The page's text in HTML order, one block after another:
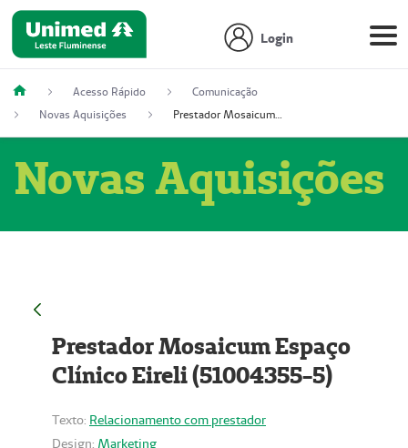
Login
Acesso Rápido
Comunicação
Novas Aquisições
Prestador Mosaicum Espaço Clínico Eireli (51004355-5)
Novas Aquisições
Prestador Mosaicum Espaço
Clínico Eireli (51004355-5)
Texto: Relacionamento com prestador
Design: Marketing